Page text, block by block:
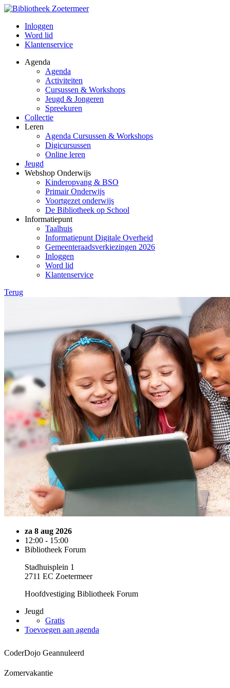
Inloggen
Word lid
Klantenservice
Agenda
Agenda
Activiteiten
Cursussen & Workshops
Jeugd & Jongeren
Spreekuren
Collectie
Leren
Agenda Cursussen & Workshops
Digicursussen
Online leren
Jeugd
Webshop Onderwijs
Kinderopvang & BSO
Primair Onderwijs
Voortgezet onderwijs
De Bibliotheek op School
Informatiepunt
Taalhuis
Informatiepunt Digitale Overheid
Gemeenteraadsverkiezingen 2026
Inloggen
Word lid
Klantenservice
Terug
za 8 aug 2026
12:00 - 15:00
Bibliotheek Forum
Stadhuisplein 1
2711 EC Zoetermeer
Hoofdvestiging Bibliotheek Forum
Jeugd
Gratis
Toevoegen aan agenda
CoderDojo Geannuleerd
Zomervakantie